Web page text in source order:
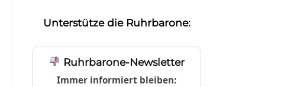
Unterstütze die Ruhrbarone:
Ruhrbarone-Newsletter
Immer informiert bleiben: